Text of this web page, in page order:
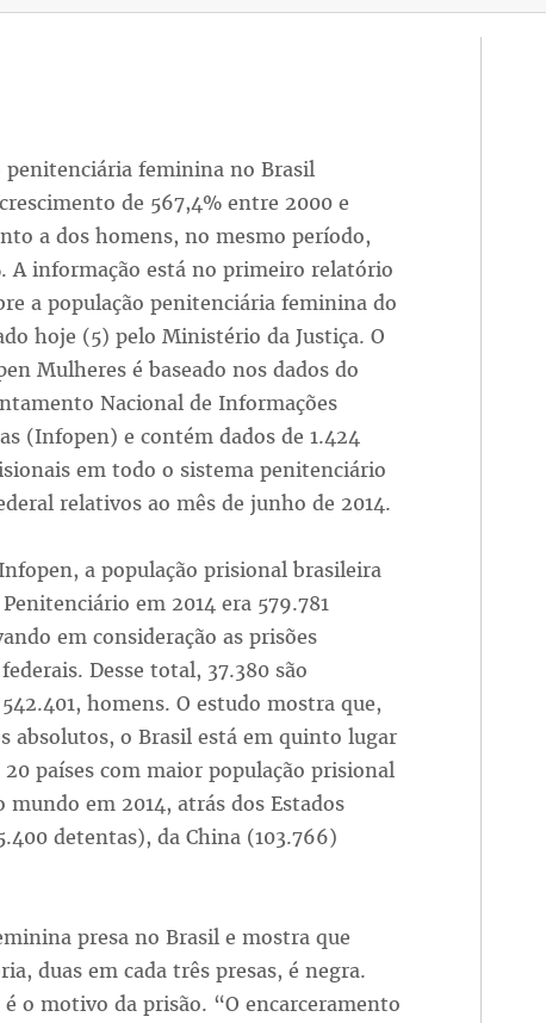
penitenciária feminina no Brasil
de 567,4% entre 2000 e
a dos homens, no mesmo período,
A informação está no primeiro relatório
a população penitenciária feminina do
hoje (5) pelo Ministério da Justiça. O
Mulheres é baseado nos dados do
Nacional de Informações
(Infopen) e contém dados de 1.424
em todo o sistema penitenciário
relativos ao mês de junho de 2014.
a população prisional brasileira
em 2014 era 579.781
em consideração as prisões
Desse total, 37.380 são
homens. O estudo mostra que,
absolutos, o Brasil está em quinto lugar
países com maior população prisional
em 2014, atrás dos Estados
detentas), da China (103.766)
presa no Brasil e mostra que
duas em cada três presas, é negra.
o motivo da prisão. “O encarceramento